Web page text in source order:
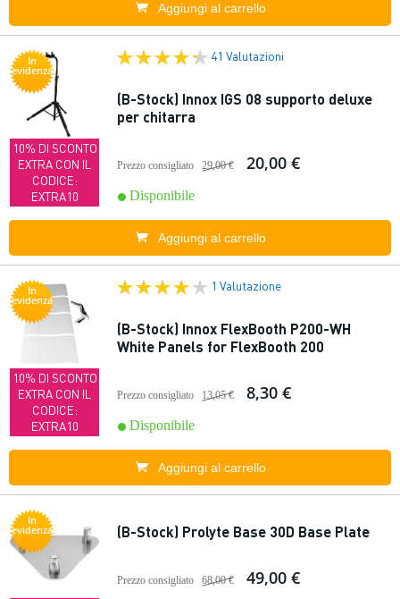
Aggiungi al carrello
In
evidenza
10% DI SCONTO
EXTRA CON IL
CODICE:
EXTRA10
41 Valutazioni
(B-Stock) Innox IGS 08 supporto deluxe
per chitarra
Prezzo consigliato 29,00 € 20,00 €
Disponibile
Aggiungi al carrello
In
evidenza
10% DI SCONTO
EXTRA CON IL
CODICE:
EXTRA10
1 Valutazione
(B-Stock) Innox FlexBooth P200-WH
White Panels for FlexBooth 200
Prezzo consigliato 13,05 € 8,30 €
Disponibile
Aggiungi al carrello
In
evidenza (B-Stock) Prolyte Base 30D Base Plate
Prezzo consigliato 68,00 € 49,00 €